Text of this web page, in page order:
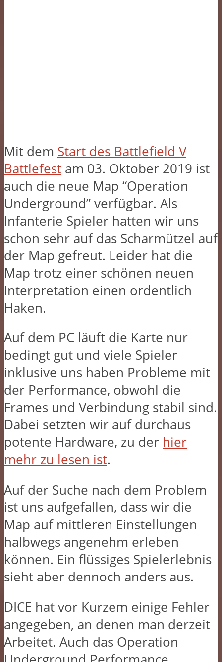
Mit dem Start des Battlefield V
Battlefest am 03. Oktober 2019 ist
auch die neue Map “Operation
Underground” verfügbar. Als
Infanterie Spieler hatten wir uns
schon sehr auf das Scharmützel auf
der Map gefreut. Leider hat die
Map trotz einer schönen neuen
Interpretation einen ordentlich
Haken.
Auf dem PC läuft die Karte nur
bedingt gut und viele Spieler
inklusive uns haben Probleme mit
der Performance, obwohl die
Frames und Verbindung stabil sind.
Dabei setzten wir auf durchaus
potente Hardware, zu der hier
mehr zu lesen ist.
Auf der Suche nach dem Problem
ist uns aufgefallen, dass wir die
Map auf mittleren Einstellungen
halbwegs angenehm erleben
können. Ein flüssiges Spielerlebnis
sieht aber dennoch anders aus.
DICE hat vor Kurzem einige Fehler
angegeben, an denen man derzeit
Arbeitet. Auch das Operation